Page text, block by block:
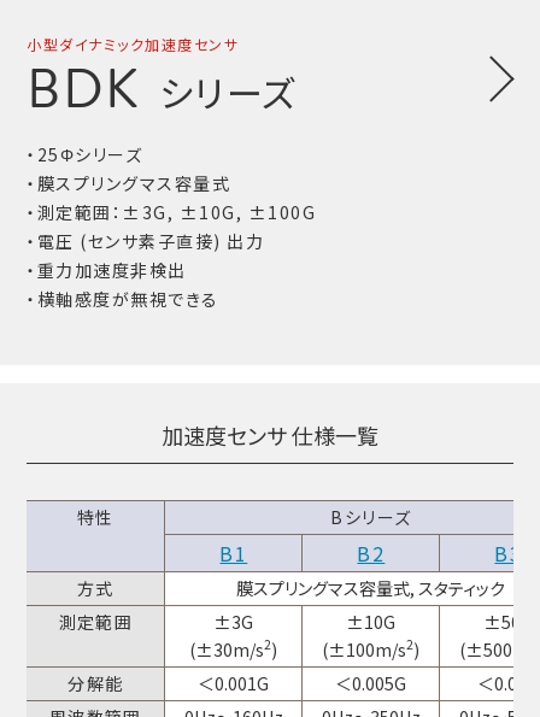
小型ダイナミック加速度センサ
BDK シリーズ
・25Φシリーズ
・膜スプリングマス容量式
・測定範囲：±3G, ±10G, ±100G
・電圧 (センサ素子直接) 出力
・重力加速度非検出
・横軸感度が無視できる
加速度センサ 仕様一覧
特性 Bシリーズ
B1 B2 B3
方式
膜スプリングマス容量式, スタティック
測定範囲
±3G
(±30m/s2)
±10G
(±100m/s2)
±50G
(±500m/
分解能
＜0.001G ＜0.005G
＜0.02G